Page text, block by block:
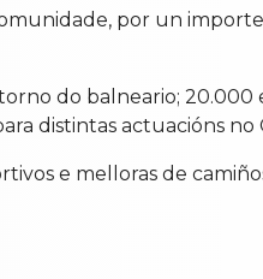
por un
do balneario;
distintas actuacións
e melloras de